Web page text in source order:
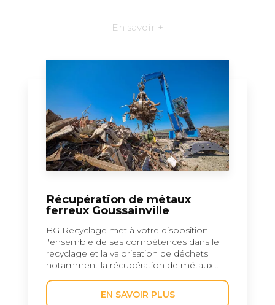
En savoir +
Récupération de métaux
ferreux Goussainville
BG Recyclage met à votre disposition
l'ensemble de ses compétences dans le
recyclage et la valorisation de déchets
notamment la récupération de métaux...
EN SAVOIR PLUS